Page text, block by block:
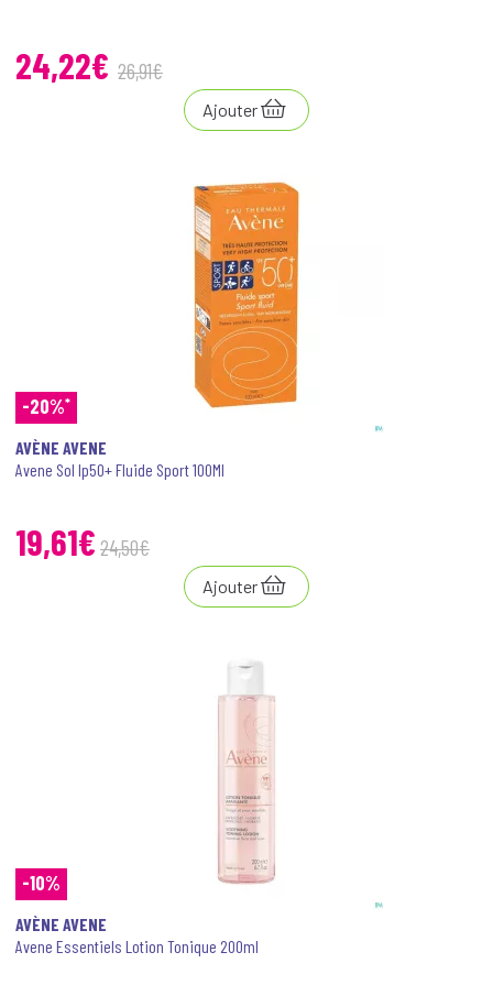
24,22€ 26,91€
Ajouter
-20%*
AVÈNE AVENE
Avene Sol Ip50+ Fluide Sport 100Ml
19,61€ 24,50€
Ajouter
-10%
AVÈNE AVENE
Avene Essentiels Lotion Tonique 200ml